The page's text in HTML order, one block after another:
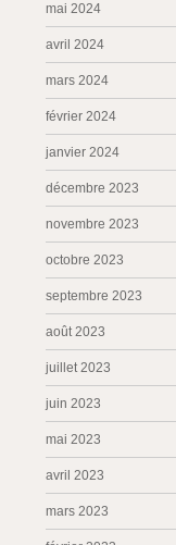
mai 2024
avril 2024
mars 2024
février 2024
janvier 2024
décembre 2023
novembre 2023
octobre 2023
septembre 2023
août 2023
juillet 2023
juin 2023
mai 2023
avril 2023
mars 2023